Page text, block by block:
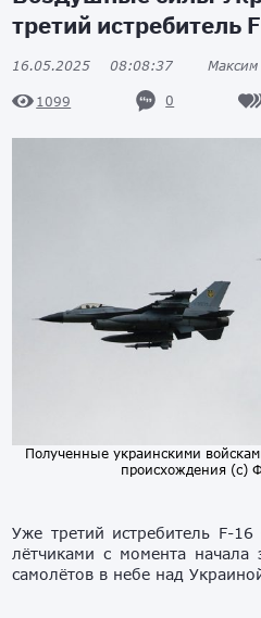
третий истребитель
16.05.2025 08:08:37 Максим
1099 0
Полученные украинскими
происхождения (с)
Уже третий истребитель F-
лётчиками с момента начала
самолётов в небе над